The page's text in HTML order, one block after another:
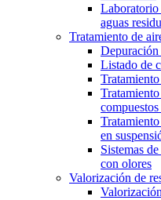
Laboratorio
aguas
Tratamiento de
Listado de
en
Sistemas
con olores
Valorización de